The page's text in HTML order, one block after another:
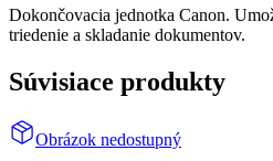
Dokončovacia jednotka Canon.
triedenie a skladanie dokumentov.
Súvisiace produkty
Obrázok nedostupný